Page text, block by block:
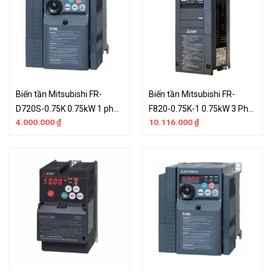
Biến tần Mitsubishi FR-
D720S-0.75K 0.75kW 1 pha
220VAC
4.000.000₫
Biến tần Mitsubishi FR-
F820-0.75K-1 0.75kW 3 Pha
220V
10.116.000₫